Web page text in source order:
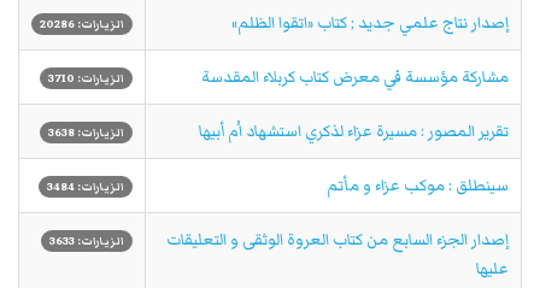
إصدار نتاج علمي جديد ; كتاب «اتقوا الظلم» الزيارات: 20286
مشاركة مؤسسة في معرض كتاب كربلاء المقدسة الزيارات: 3710
تقرير المصور : مسيرة عزاء لذكري استشهاد اُم أبيها الزيارات: 3638
سينطلق : موكب عزاء و مأتم الزيارات: 3484
إصدار الجزء السابع من كتاب العروة الوثقى و التعليقات
عليها
الزيارات: 3633